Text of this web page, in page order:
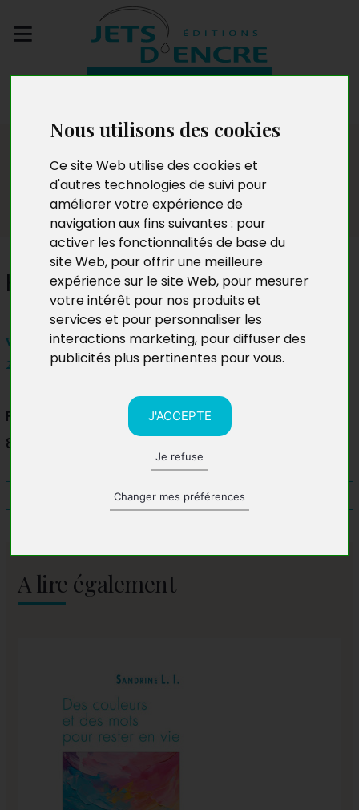
Nous utilisons des cookies
Ce site Web utilise des cookies et
d'autres technologies de suivi pour
améliorer votre expérience de
navigation aux fins suivantes : pour
activer les fonctionnalités de base du
site Web, pour offrir une meilleure
expérience sur le site Web, pour mesurer
votre intérêt pour nos produits et
services et pour personnaliser les
interactions marketing, pour diffuser des
publicités plus pertinentes pour vous.
J'ACCEPTE
Je refuse
Changer mes préférences
Salon
Khider Ben Si Said
vendredi 21, samedi 22, dimanche 23 septembre
2018
Festival "C'est pas du luxe"
84000 Avignon
A lire également